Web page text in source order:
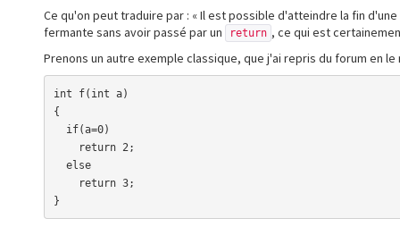
Ce qu'on peut traduire par : « Il est possible d'atteindre la fin
fermante sans avoir passé par un
return , ce qui est
Prenons un autre exemple classique, que j'ai repris du forum en
int f(int a)
{
}